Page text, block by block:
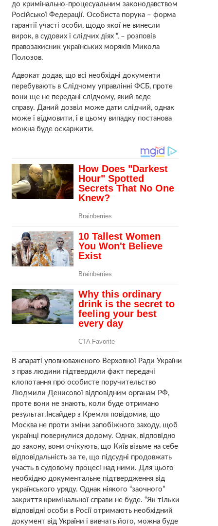
до кримінально-процесуальним законодавством
Російської Федерації. Особиста порука – форма
гарантії участі особи, щодо якої не винесли
вирок, в судових і слідчих діях “, – розповів
правозахисник українських моряків Микола
Полозов.
Адвокат додав, що всі необхідні документи
перебувають в Слідчому управлінні ФСБ, проте
вони ще не передані слідчому, який веде
справу. Даний дозвіл може дати слідчий, однак
може і відмовити, і в цьому випадку постанова
можна буде оскаржити.
В апараті уповноваженого Верховної Ради України
з прав людини підтвердили факт передачі
клопотання про особисте поручительство
Людмили Денисової відповідним органам РФ,
проте вони не знають, коли буде отримано
результат.Інсайдер з Кремля повідомив, що
Москва не проти зміни запобіжного заходу, щоб
українці повернулися додому. Однак, відповідно
до закону, вони очікують, що Київ візьме на себе
відповідальність за те, що підсудні продовжать
участь в судовому процесі над ними. Для цього
необхідно документальне підтвердження від
українського уряду. Однак ніякого “заочного”
закриття кримінальної справи не буде. “Як тільки
відповідні особи в Росії отримають необхідний
документ від України і вивчать його, можна буде